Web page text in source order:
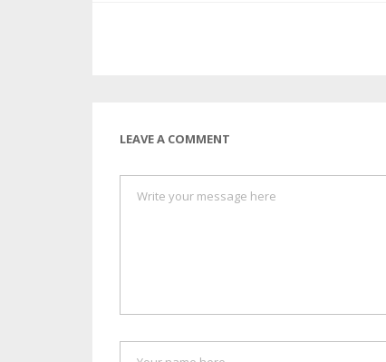
LEAVE A COMMENT